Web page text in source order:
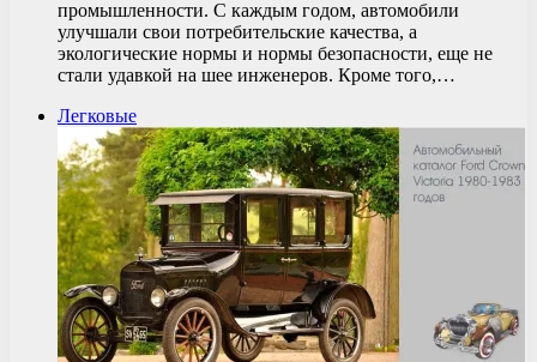
промышленности. С каждым годом, автомобили
улучшали свои потребительские качества, а
экологические нормы и нормы безопасности, еще не
стали удавкой на шее инженеров. Кроме того,…
Легковые